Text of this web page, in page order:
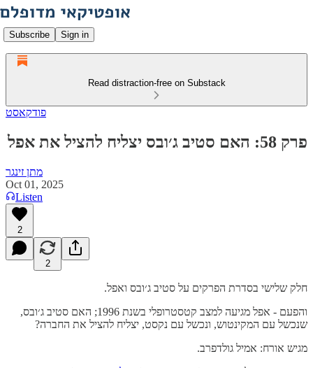
Subscribe Sign in
Read distraction-free on Substack
פודקאסט
פרק 58: האם סטיב ג׳ובס יצליח להציל את אפל
מתן זינגר
Oct 01, 2025
Listen
2
2
חלק שלישי בסדרת הפרקים על סטיב ג׳ובס ואפל.
והפעם - אפל מגיעה למצב קטסטרופלי בשנת 1996; האם סטיב ג׳ובס,
שנכשל עם המקינטוש, ונכשל עם נקסט, יצליח להציל את החברה?
מגיש אורח: אמיל גולדפרב.